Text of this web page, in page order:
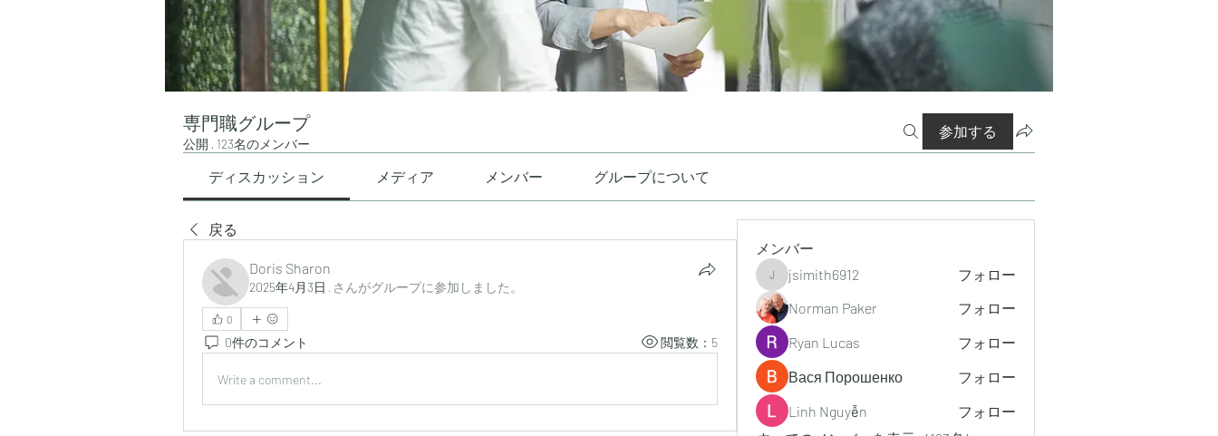
専門職グループ
公開 · 123名のメンバー
参加する
ディスカッション メディア メンバー グループについて
戻る
Doris Sharon
2025年4月3日 · さんがグループに参加しました。
0
0件のコメント 閲覧数：5
Write a comment...
メンバー
jsimith6912
jsimith6912
フォロー
Norman Paker
フォロー
Ryan Lucas
フォロー
Вася Порошенко
フォロー
Linh Nguyễn
フォロー